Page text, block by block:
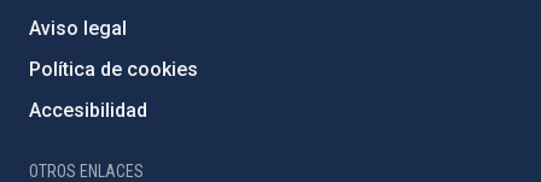
Aviso legal
Política de cookies
Accesibilidad
OTROS ENLACES